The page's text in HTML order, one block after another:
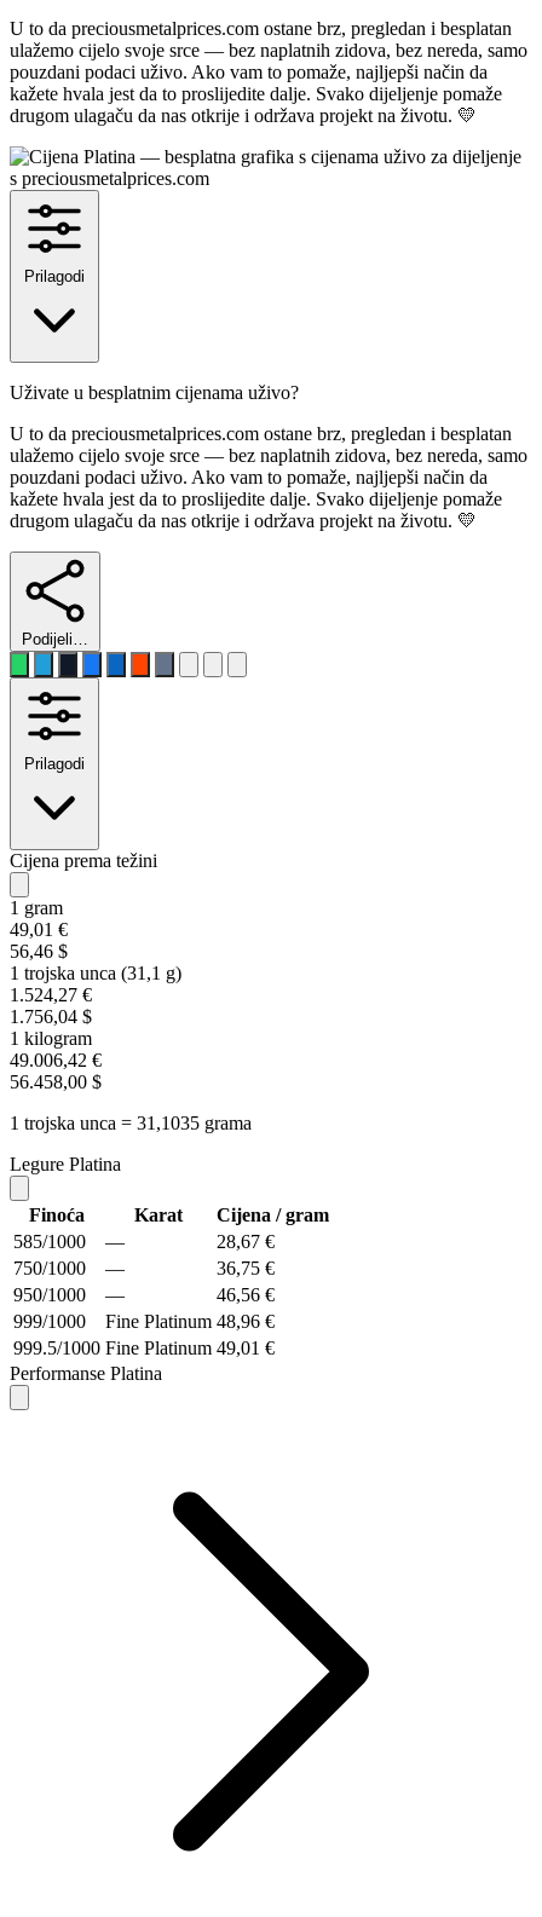
U to da preciousmetalprices.com ostane brz, pregledan i besplatan
ulažemo cijelo svoje srce — bez naplatnih zidova, bez nereda, samo
pouzdani podaci uživo. Ako vam to pomaže, najljepši način da
kažete hvala jest da to proslijedite dalje. Svako dijeljenje pomaže
drugom ulagaču da nas otkrije i održava projekt na životu. 💛
Prilagodi
Uživate u besplatnim cijenama uživo?
U to da preciousmetalprices.com ostane brz, pregledan i besplatan
ulažemo cijelo svoje srce — bez naplatnih zidova, bez nereda, samo
pouzdani podaci uživo. Ako vam to pomaže, najljepši način da
kažete hvala jest da to proslijedite dalje. Svako dijeljenje pomaže
drugom ulagaču da nas otkrije i održava projekt na životu. 💛
Podijeli…
Prilagodi
Cijena prema težini
1 gram
49,01 €
56,46 $
1 trojska unca (31,1 g)
1.524,27 €
1.756,04 $
1 kilogram
49.006,42 €
56.458,00 $
1 trojska unca = 31,1035 grama
Legure Platina
Finoća Karat
Cijena / gram
585/1000
—
28,67 €
750/1000
—
36,75 €
950/1000
—
46,56 €
999/1000
Fine Platinum 48,96 €
999.5/1000 Fine Platinum 49,01 €
Performanse Platina